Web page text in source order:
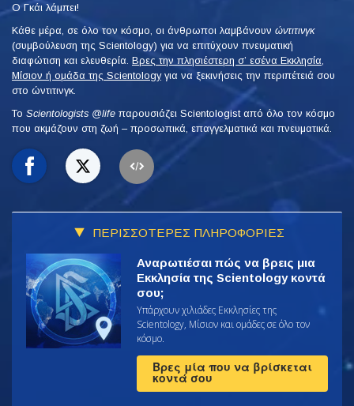
Ο Γκάι λάμπει!
Κάθε μέρα, σε όλο τον κόσμο, οι άνθρωποι λαμβάνουν ώντιτινγκ
(συμβούλευση της Scientology) για να επιτύχουν πνευματική
διαφώτιση και ελευθερία. Βρες την πλησιέστερη σ’ εσένα Εκκλησία,
Μίσιον ή ομάδα της Scientologyγια να ξεκινήσεις την περιπέτειά σου
στο ώντιτινγκ.
Το Scientologists @life παρουσιάζει Scientologist από όλο τον κόσμο
που ακμάζουν στη ζωή – προσωπικά, επαγγελματικά και πνευματικά.
ΠΕΡΙΣΣΟΤΕΡΕΣ ΠΛΗΡΟΦΟΡΙΕΣ
Αναρωτιέσαι πώς να βρεις μια
Εκκλησία της Scientology κοντά
σου;
Υπάρχουν χιλιάδες Εκκλησίες της
Scientology, Μίσιον και ομάδες σε όλο τον
κόσμο.
Βρες μία που να βρίσκεται
κοντά σου